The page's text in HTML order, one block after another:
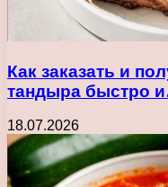
Как заказать и
тандыра быстро
18.07.2026